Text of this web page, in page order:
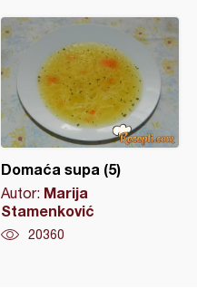
Domaća supa (5)
Autor: Marija
Stamenković
20360